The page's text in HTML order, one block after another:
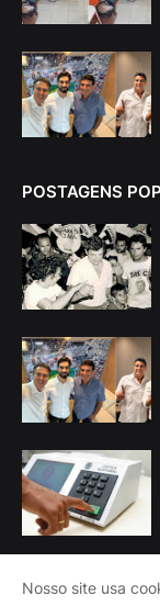
POSTAGENS
Nosso site usa